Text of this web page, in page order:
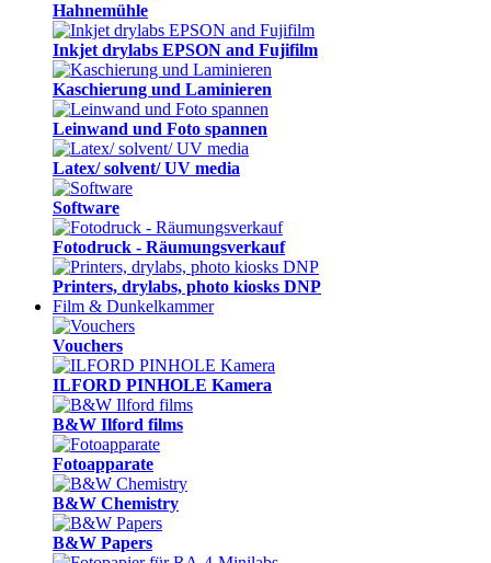
Hahnemühle
Inkjet drylabs EPSON and Fujifilm
Kaschierung und Laminieren
Leinwand und Foto spannen
Latex/ solvent/ UV media
Software
Fotodruck - Räumungsverkauf
Printers, drylabs, photo kiosks DNP
Film & Dunkelkammer
Vouchers
ILFORD PINHOLE Kamera
B&W Ilford films
Fotoapparate
B&W Chemistry
B&W Papers